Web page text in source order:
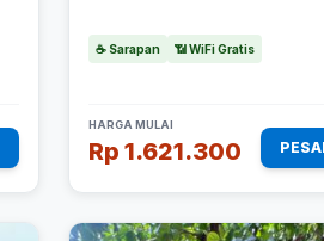
☕ Sarapan 📶 WiFi Gratis
HARGA MULAI
Rp 1.621.300